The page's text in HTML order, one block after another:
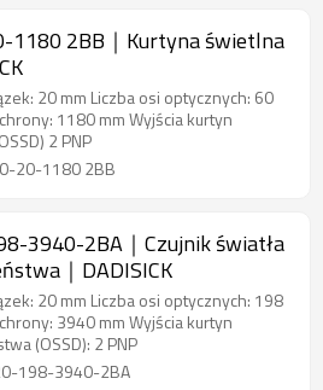
1180 2BB｜Kurtyna świetlna
20 mm Liczba osi optycznych: 60
1180 mm Wyjścia kurtyn
2 PNP
20-1180 2BB
3940-2BA｜Czujnik światła
｜DADISICK
20 mm Liczba osi optycznych: 198
3940 mm Wyjścia kurtyn
(OSSD): 2 PNP
198-3940-2BA